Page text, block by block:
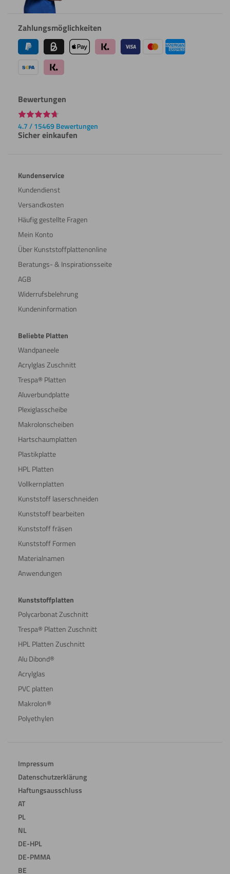
Zahlungsmöglichkeiten
Bewertungen
4.7 / 15469 Bewertungen
Sicher einkaufen
Kundenservice
Kundendienst
Versandkosten
Häufig gestellte Fragen
Mein Konto
Über Kunststoffplattenonline
Beratungs- & Inspirationsseite
AGB
Widerrufsbelehrung
Kundeninformation
Beliebte Platten
Wandpaneele
Acrylglas Zuschnitt
Trespa® Platten
Aluverbundplatte
Plexiglasscheibe
Makrolonscheiben
Hartschaumplatten
Plastikplatte
HPL Platten
Vollkernplatten
Kunststoff laserschneiden
Kunststoff bearbeiten
Kunststoff fräsen
Kunststoff Formen
Materialnamen
Anwendungen
Kunststoffplatten
Polycarbonat Zuschnitt
Trespa® Platten Zuschnitt
HPL Platten Zuschnitt
Alu Dibond®
Acrylglas
PVC platten
Makrolon®
Polyethylen
Impressum
Datenschutzerklärung
Haftungsausschluss
AT
PL
NL
DE-HPL
DE-PMMA
BE